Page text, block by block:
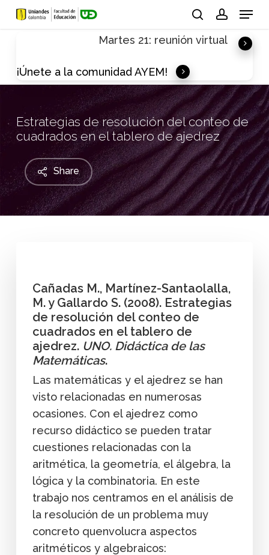
Skip
Menu
Martes 21: reunión virtual
¡Únete a la comunidad AYEM!
Estrategias de resolución del conteo de
cuadrados en el tablero de ajedrez
Share
Cañadas M., Martínez-Santaolalla,
M. y Gallardo S. (2008). Estrategias
de resolución del conteo de
cuadrados en el tablero de
ajedrez. UNO. Didáctica de las
Matemáticas.
Las matemáticas y el ajedrez se han
visto relacionadas en numerosas
ocasiones. Con el ajedrez como
recurso didáctico se pueden tratar
cuestiones relacionadas con la
aritmética, la geometría, el álgebra, la
lógica y la combinatoria. En este
trabajo nos centramos en el análisis de
la resolución de un problema muy
concreto quenvolucra aspectos
aritméticos y algebraicos: